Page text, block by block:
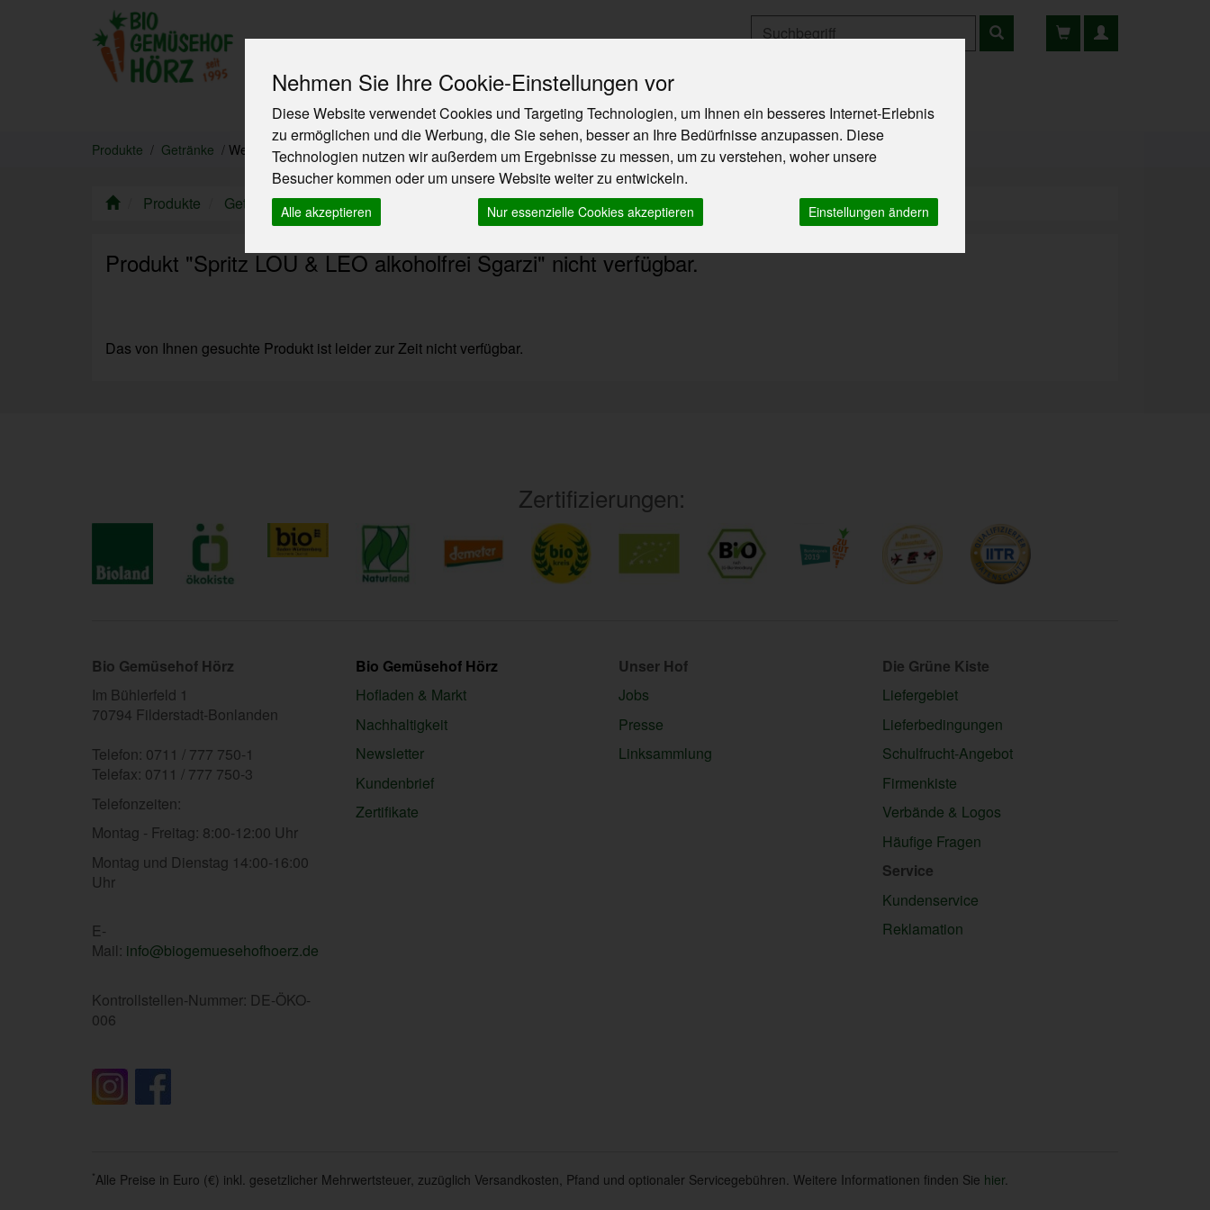
Nehmen Sie Ihre Cookie-Einstellungen vor
Diese Website verwendet Cookies und Targeting Technologien, um Ihnen ein besseres Internet-Erlebnis
zu ermöglichen und die Werbung, die Sie sehen, besser an Ihre Bedürfnisse anzupassen. Diese
Technologien nutzen wir außerdem um Ergebnisse zu messen, um zu verstehen, woher unsere
Besucher kommen oder um unsere Website weiter zu entwickeln.
Alle akzeptieren Nur essenzielle Cookies akzeptieren Einstellungen ändern
Produkte Angebote & Neues So funktioniert`s Über Uns Rezepte
Produkte Getränke Wein, Sekt & Co.
Produkte Getränke Wein, Sekt & Co.
Produkt "Spritz LOU & LEO alkoholfrei Sgarzi" nicht verfügbar.
Das von Ihnen gesuchte Produkt ist leider zur Zeit nicht verfügbar.
Zertifizierungen:
Bio Gemüsehof Hörz
Im Bühlerfeld 1
70794 Filderstadt-Bonlanden
Telefon: 0711 / 777 750-1
Telefax: 0711 / 777 750-3
Telefonzeiten:
Montag - Freitag: 8:00-12:00 Uhr
Montag und Dienstag 14:00-16:00
Uhr
E-
Mail: info@biogemuesehofhoerz.de
Kontrollstellen-Nummer: DE-ÖKO-
006
Bio Gemüsehof Hörz
Hofladen & Markt
Nachhaltigkeit
Newsletter
Kundenbrief
Zertifikate
Unser Hof
Jobs
Presse
Linksammlung
Die Grüne Kiste
Liefergebiet
Lieferbedingungen
Schulfrucht-Angebot
Firmenkiste
Verbände & Logos
Häufige Fragen
Service
Kundenservice
Reklamation
*Alle Preise in Euro (€) inkl. gesetzlicher Mehrwertsteuer, zuzüglich Versandkosten, Pfand und optionaler Servicegebühren. Weitere Informationen finden Sie hier.